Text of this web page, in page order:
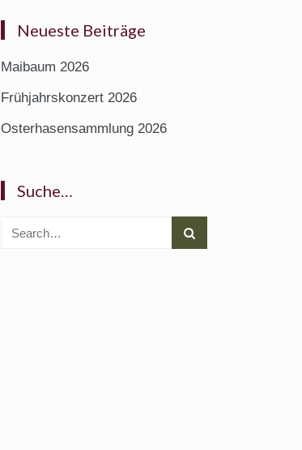
Neueste Beiträge
Maibaum 2026
Frühjahrskonzert 2026
Osterhasensammlung 2026
Suche…
Search